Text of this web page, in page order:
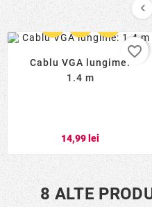

Cablu VGA lungime:
1.4 m
14,99 lei
favorite_border
8 ALTE